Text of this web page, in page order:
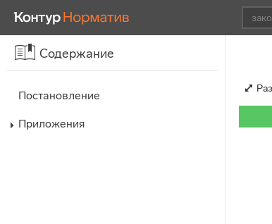
Содержание
Постановление
Приложения